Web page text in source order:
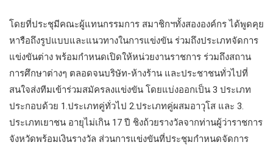
โดยที่ประชุมีคณะผู้แทนกรรมการ สมาชิกฯทั้งสององค์กร ได้พูดคุย
หารือถึงรูปแบบและแนวทางในการแข่งขัน ร่วมถึงประเภทจัดการ
แข่งขันต่าง พร้อมกำหนดเปิดให้หน่วยงานราชการ ร่วมถึงสถาน
การศึกษาต่างๆ ตลอดจนบริษัท-ห้างร้าน และประชาชนทั่วไปที่
สนใจส่งทีมเข้าร่วมสมัครลงแข่งขัน โดยแบ่งออกเป็น 3 ประเภท
ประกอบด้วย 1.ประเภทคู่ทั่วไป 2.ประเภทคู่ผสมอาวุโส และ 3.
ประเภทเยาชน อายุไม่เกิน 17 ปี ชิงถ้วยรางวัลจากท่านผู้ว่าราชการ
จังหวัดพร้อมเงินรางวัล ส่วนการแข่งขันที่ประชุมกำหนดจัดการ